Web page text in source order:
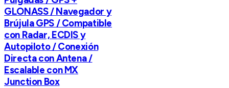
GLONASS / Navegador y
Brújula GPS / Compatible
con Radar, ECDIS y
Autopiloto / Conexión
Directa con Antena /
Escalable con MX
Junction Box